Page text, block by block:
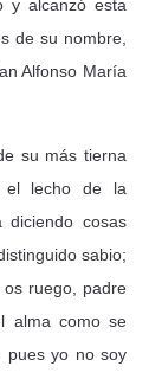
y alcanzó esta
de su nombre,
Alfonso María
su más tierna
el lecho de la
cosas
sabio;
os ruego, padre
alma como se
pues yo no soy